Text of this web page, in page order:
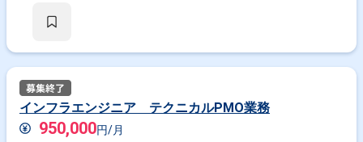
インフラエンジニア テクニカルPMO業務
950,000円/月